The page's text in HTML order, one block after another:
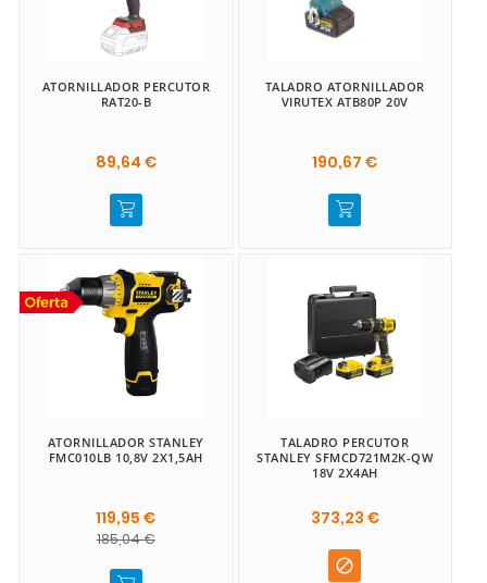
ATORNILLADOR PERCUTOR
RAT20-B
89,64 €
TALADRO ATORNILLADOR
VIRUTEX ATB80P 20V
190,67 €
ATORNILLADOR STANLEY
FMC010LB 10,8V 2X1,5AH
119,95 €
185,04 €
TALADRO PERCUTOR
STANLEY SFMCD721M2K-QW
18V 2X4AH
373,23 €
